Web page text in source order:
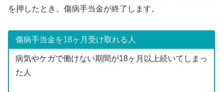
を押したとき、傷病手当金が終了します。
傷病手当金を18ヶ月受け取れる人
病気やケガで働けない期間が18ヶ月以上続いてしまっ
た人